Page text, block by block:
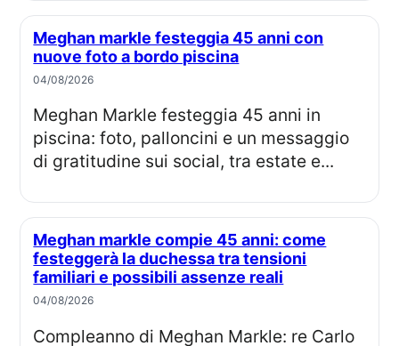
Meghan markle festeggia 45 anni con
nuove foto a bordo piscina
04/08/2026
Meghan Markle festeggia 45 anni in
piscina: foto, palloncini e un messaggio
di gratitudine sui social, tra estate e...
Meghan markle compie 45 anni: come
festeggerà la duchessa tra tensioni
familiari e possibili assenze reali
04/08/2026
Compleanno di Meghan Markle: re Carlo